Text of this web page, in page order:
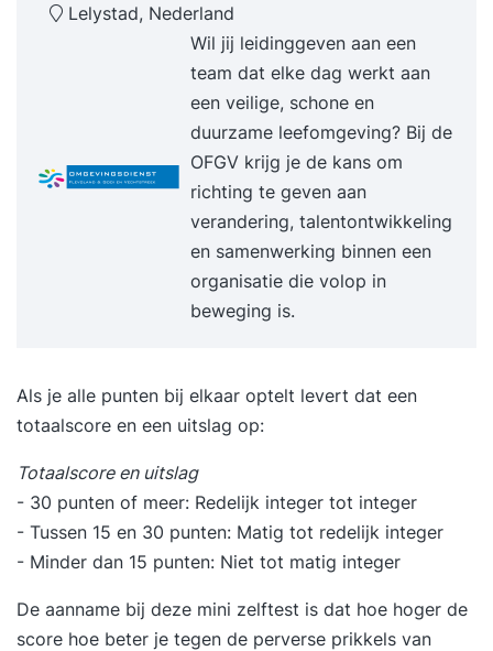
Lelystad, Nederland
Wil jij leidinggeven aan een
team dat elke dag werkt aan
een veilige, schone en
duurzame leefomgeving? Bij de
OFGV krijg je de kans om
richting te geven aan
verandering, talentontwikkeling
en samenwerking binnen een
organisatie die volop in
beweging is.
Als je alle punten bij elkaar optelt levert dat een
totaalscore en een uitslag op:
Totaalscore en uitslag
- 30 punten of meer: Redelijk integer tot integer
- Tussen 15 en 30 punten: Matig tot redelijk integer
- Minder dan 15 punten: Niet tot matig integer
De aanname bij deze mini zelftest is dat hoe hoger de
score hoe beter je tegen de perverse prikkels van